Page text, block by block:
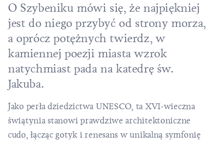
O Szybeniku mówi się, że najpiękniej
jest do niego przybyć od strony morza,
a oprócz potężnych twierdz, w
kamiennej poezji miasta wzrok
natychmiast pada na katedrę św.
Jakuba.
Jako perła dziedzictwa UNESCO, ta XVI-wieczna
świątynia stanowi prawdziwe architektoniczne
cudo, łącząc gotyk i renesans w unikalną symfonię